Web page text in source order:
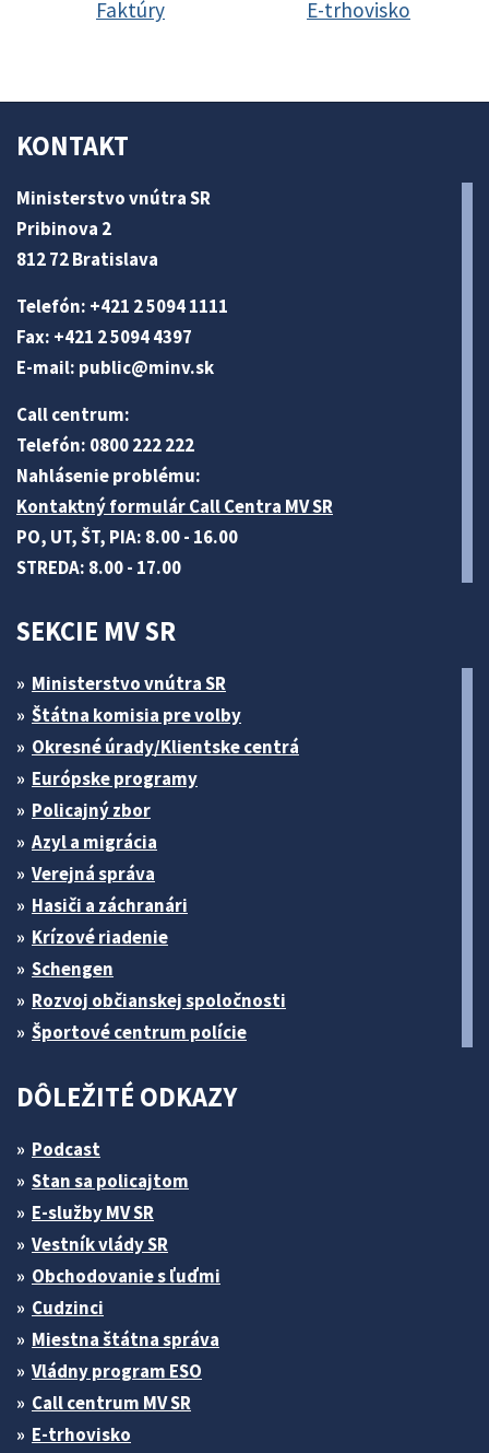
Faktúry E-trhovisko
KONTAKT
Ministerstvo vnútra SR
Pribinova 2
812 72 Bratislava
Telefón: +421 2 5094 1111
Fax: +421 2 5094 4397
E-mail: public@minv.sk
Call centrum:
Telefón: 0800 222 222
Nahlásenie problému:
Kontaktný formulár Call Centra MV SR
PO, UT, ŠT, PIA: 8.00 - 16.00
STREDA: 8.00 - 17.00
SEKCIE MV SR
Ministerstvo vnútra SR
Štátna komisia pre volby
Okresné úrady/Klientske centrá
Európske programy
Policajný zbor
Azyl a migrácia
Verejná správa
Hasiči a záchranári
Krízové riadenie
Schengen
Rozvoj občianskej spoločnosti
Športové centrum polície
DÔLEŽITÉ ODKAZY
Podcast
Stan sa policajtom
E-služby MV SR
Vestník vlády SR
Obchodovanie s ľuďmi
Cudzinci
Miestna štátna správa
Vládny program ESO
Call centrum MV SR
E-trhovisko